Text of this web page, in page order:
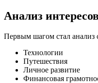
Анализ
Первым шагом стал анализ
Технологии
Путешествия
Личное развитие
Финансовая